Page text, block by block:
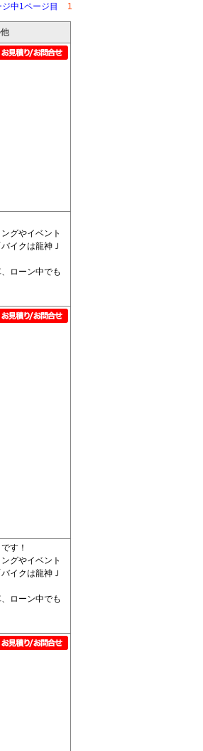
中1ページ目 1
グやイベント
イクは龍神Ｊ
ローン中でも
す！
グやイベント
イクは龍神Ｊ
ローン中でも